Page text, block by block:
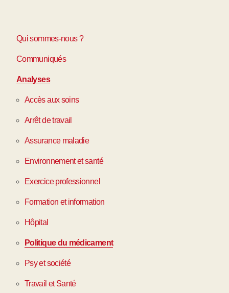
Qui sommes-nous ?
Communiqués
Analyses
Accès aux soins
Arrêt de travail
Assurance maladie
Environnement et santé
Exercice professionnel
Formation et information
Hôpital
Politique du médicament
Psy et société
Travail et Santé